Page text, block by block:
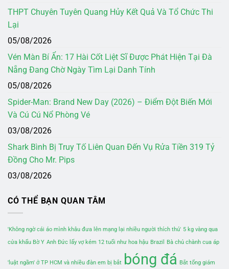
THPT Chuyên Tuyên Quang Hủy Kết Quả Và Tổ Chức Thi
Lại
05/08/2026
Vén Màn Bí Ẩn: 17 Hài Cốt Liệt Sĩ Được Phát Hiện Tại Đà
Nẵng Đang Chờ Ngày Tìm Lại Danh Tính
05/08/2026
Spider-Man: Brand New Day (2026) – Điểm Đột Biến Mới
Và Cú Cú Nổ Phòng Vé
03/08/2026
Shark Bình Bị Truy Tố Liên Quan Đến Vụ Rửa Tiền 319 Tỷ
Đồng Cho Mr. Pips
03/08/2026
CÓ THỂ BẠN QUAN TÂM
'Không ngờ cái áo mình khâu đưa lên mạng lại nhiều người thích thú' 5 kg vàng qua
cửa khẩu Bờ Y Anh Đức lấy vợ kém 12 tuổi như hoa hậu Brazil Bà chủ chành cua áp
'luật ngầm' ở TP HCM và nhiều đàn em bị bắt bóng đá Bắt tổng giám